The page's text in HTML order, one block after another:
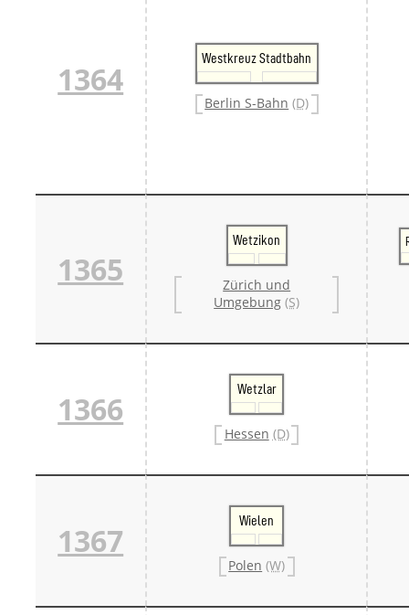
1364
Westkreuz Stadtbahn
Berlin S-Bahn (D)
1365
Wetzikon
Zürich und
Umgebung (S)
1366
Wetzlar
Hessen (D)
1367
Wielen
Polen (W)